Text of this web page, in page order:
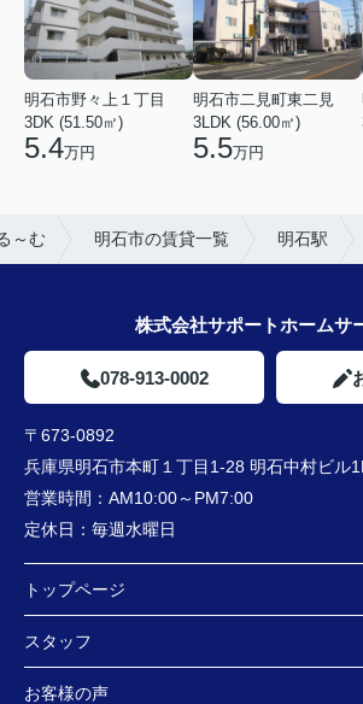
明石市野々上１丁目
3DK (51.50㎡)
5.4万円
明石市二見町東二見
3LDK (56.00㎡)
5.5万円
～む 明石市の賃貸一覧 明石駅
株式会社サポートホームサ
078-913-0002
〒673-0892
兵庫県明石市本町１丁目1-28 明石中村ビル
営業時間： AM10:00～PM7:00
定休日： 毎週水曜日
トップページ
スタッフ
お客様の声